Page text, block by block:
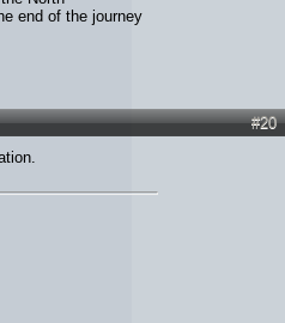
end of the journey
#20